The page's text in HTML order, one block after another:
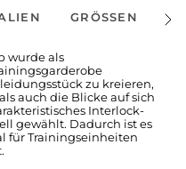
GRÖSSEN
Alle
wurde als
zu kreieren,
auch die Blicke auf sich
Interlock-
gewählt. Dadurch ist es
für Trainingseinheiten